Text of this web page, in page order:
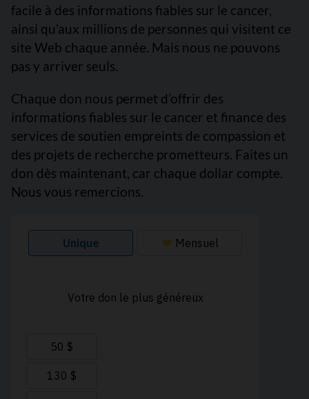
facile à des informations fiables sur le cancer,
ainsi qu’aux millions de personnes qui visitent ce
site Web chaque année. Mais nous ne pouvons
pas y arriver seuls.
Chaque don nous permet d’offrir des
informations fiables sur le cancer et finance des
services de soutien empreints de compassion et
des projets de recherche prometteurs. Faites un
don dès maintenant, car chaque dollar compte.
Nous vous remercions.